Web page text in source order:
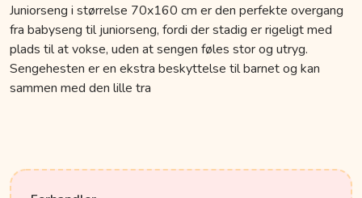
Juniorseng i størrelse 70x160 cm er den perfekte overgang
fra babyseng til juniorseng, fordi der stadig er rigeligt med
plads til at vokse, uden at sengen føles stor og utryg.
Sengehesten er en ekstra beskyttelse til barnet og kan
sammen med den lille tra